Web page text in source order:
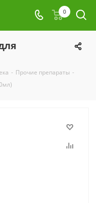
0
- Прочие препараты -